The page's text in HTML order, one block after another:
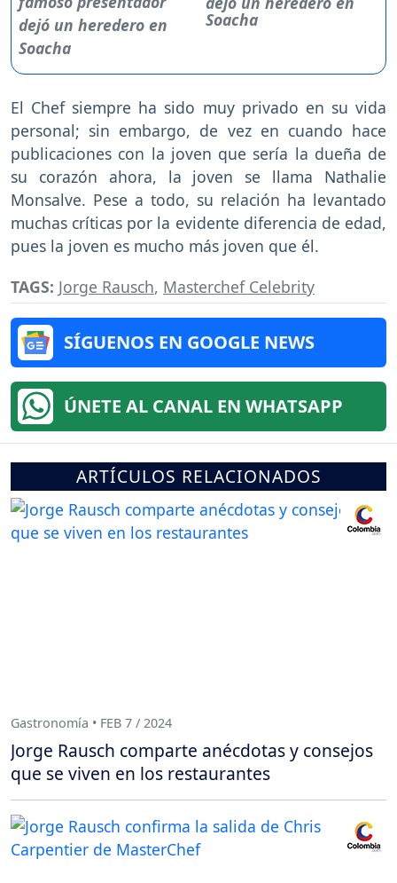
Soacha
El Chef siempre ha sido muy privado en su vida
personal; sin embargo, de vez en cuando hace
publicaciones con la joven que sería la dueña de
su corazón ahora, la joven se llama Nathalie
Monsalve. Pese a todo, su relación ha levantado
muchas críticas por la evidente diferencia de edad,
pues la joven es mucho más joven que él.
TAGS: Jorge Rausch, Masterchef Celebrity
SÍGUENOS EN GOOGLE NEWS
ÚNETE AL CANAL EN WHATSAPP
ARTÍCULOS RELACIONADOS
Gastronomía • FEB 7 / 2024
Jorge Rausch comparte anécdotas y consejos
que se viven en los restaurantes